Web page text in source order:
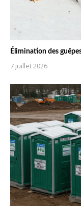
Élimination des
7 juillet 2026